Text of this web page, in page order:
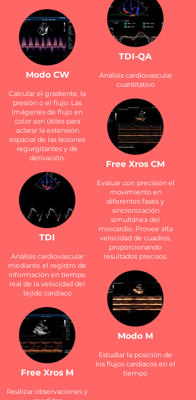
Modo CW
Calcular el gradiente, la
presión o el flujo. Las
imágenes de flujo en
color son útiles para
aclarar la extensión
espacial de las lesiones
regurgitantes y de
derivación.
TDI
Análisis cardiovascular
mediante el registro de
información en tiempo
real de la velocidad del
tejido cardiaco
Free Xros M
Realizar observaciones y
TDI-QA
Análisis cardiovascular
cuantitativo
Free Xros CM
Evaluar con precisión el
movimiento en
diferentes fases y
sincronización
simultánea del
miocardio. Provee alta
velocidad de cuadros,
proporcionando
resultados precisos.
Modo M
Estudiar la posición de
los flujos cardíacos en el
tiempo